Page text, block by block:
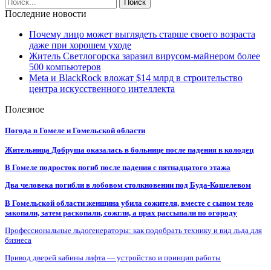
Последние новости
Почему лицо может выглядеть старше своего возраста
даже при хорошем уходе
Житель Светлогорска заразил вирусом-майнером более
500 компьютеров
Meta и BlackRock вложат $14 млрд в строительство
центра искусственного интеллекта
Полезное
Погода в Гомеле и Гомельской области
Жительница Добруша оказалась в больнице после падения в колодец
В Гомеле подросток погиб после падения с пятнадцатого этажа
Два человека погибли в лобовом столкновении под Буда-Кошелевом
В Гомельской области женщина убила сожителя, вместе с сыном тело
закопали, затем раскопали, сожгли, а прах рассыпали по огороду
Профессиональные льдогенераторы: как подобрать технику и вид льда для
бизнеса
Привод дверей кабины лифта — устройство и принцип работы